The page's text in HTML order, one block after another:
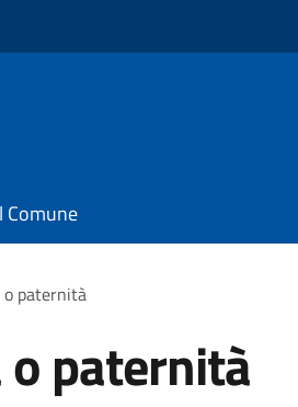
Comune
o paternità
paternità